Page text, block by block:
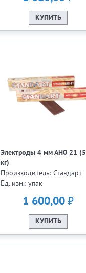
КУПИТЬ
Электроды 4 мм АНО 21 (5
кг)
Производитель: Стандарт
Ед. изм.: упак
1 600,00₽
КУПИТЬ